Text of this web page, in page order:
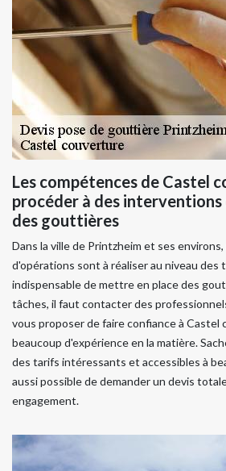
Les compétences de Castel
procéder à des interventions
des gouttières
Dans la ville de Printzheim et ses
d'opérations sont à réaliser au niveau des
indispensable de mettre en place des
tâches, il faut contacter des
vous proposer de faire confiance à Castel
beaucoup d'expérience en la matière.
des tarifs intéressants et accessibles à
aussi possible de demander un devis
engagement.